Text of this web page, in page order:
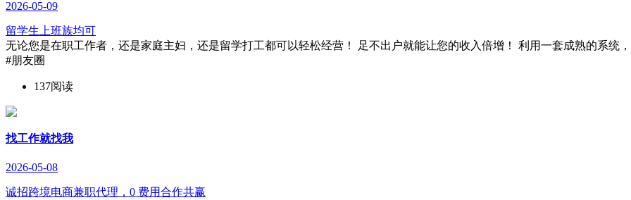
2026-05-09
留学生上班族均可
无论您是在职工作者，还是家庭主妇，还是留学打工都可以轻松经营！ 足不出户就能让您的收入倍增！ 利用一套成熟的系统
#朋友圈
137阅读
找工作就找我
2026-05-08
诚招跨境电商兼职代理，0 费用合作共赢